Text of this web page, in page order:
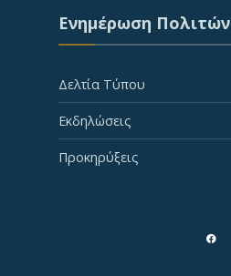
Ενημέρωση Πολιτών
Δελτία Τύπου
Εκδηλώσεις
Προκηρύξεις